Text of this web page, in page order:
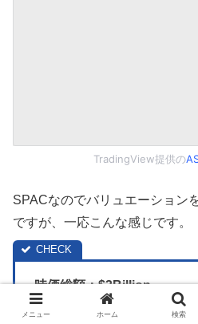
TradingView提供の
SPACなのでバリュエーション
ですが、一応こんな感じです。
時価総額：$3Billion
メニュー ホーム 検索